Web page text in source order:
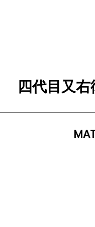
四代目又